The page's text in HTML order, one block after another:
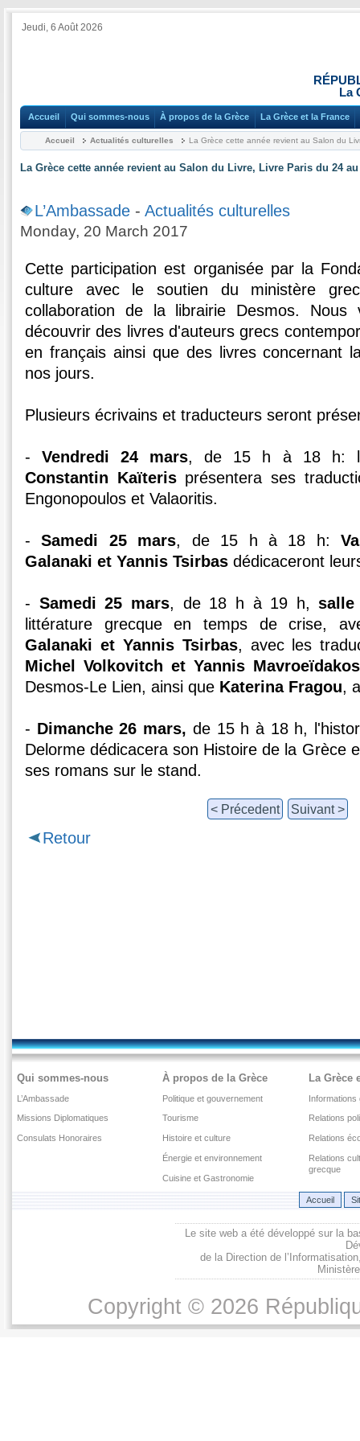
Jeudi, 6 Août 2026
La
Accueil Qui sommes-nous À propos de la Grèce La Grèce et la France
Accueil Actualités culturelles La Grèce cette année revient au Salon du
La Grèce cette année revient au Salon du Livre, Livre Paris du 24 au
L’Ambassade - Actualités culturelles
Monday, 20 March 2017
Cette participation est organisée par la
culture avec le soutien du ministère
collaboration de la librairie Desmos.
découvrir des livres d'auteurs grecs
en français ainsi que des livres concernant
nos jours.
Plusieurs écrivains et traducteurs seront
-Vendredi 24 mars, de 15 h à 18 h:
Constantin Kaïteris présentera ses
Engonopoulos et Valaoritis.
-Samedi 25 mars, de 15 h à 18 h:
Galanaki et Yannis Tsirbas dédicaceront
- Samedi 25 mars, de 18 h à 19 h,salle
littérature grecque en temps de crise,
Galanaki et Yannis Tsirbas, avec les
Michel Volkovitch et Yannis Mavroeïdakos
Desmos-Le Lien, ainsi que Katerina Fragou,
- Dimanche 26 mars, de 15 h à 18 h,
Delorme dédicacera son Histoire de la Grèce
ses romans sur le stand.
< Précedent Suivant >
Retour
Qui sommes-nous
L’Ambassade
Missions Diplomatiques
Consulats Honoraires
À propos de la Grèce
Politique et gouvernement
Tourisme
Histoire et culture
Énergie et environnement
Cuisine et Gastronomie
La Grèce
Informations
Relations
Relations
Relations
grecque
Accueil
Le site web a été développé sur la
de la Direction de
Copyright © 2026